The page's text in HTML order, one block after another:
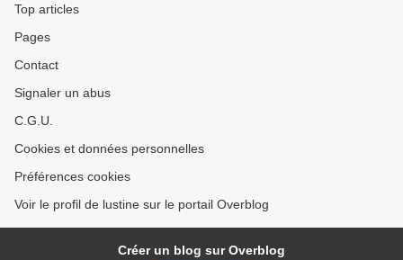
Top articles
Pages
Contact
Signaler un abus
C.G.U.
Cookies et données personnelles
Préférences cookies
Voir le profil de lustine sur le portail Overblog
Créer un blog sur Overblog